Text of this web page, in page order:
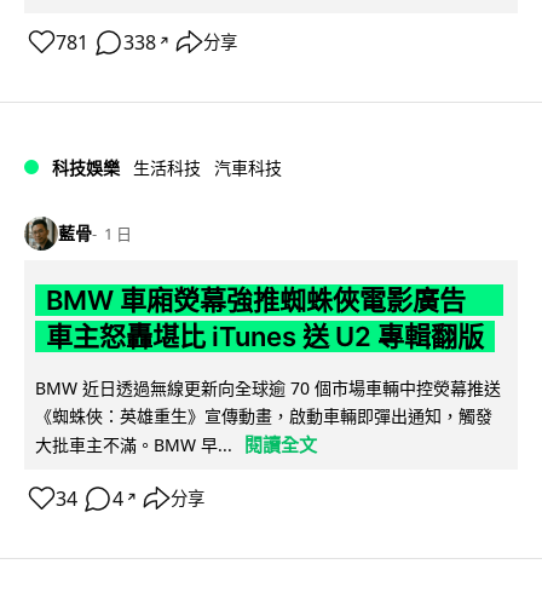
781 338 ↗ 分享
科技娛樂 生活科技 汽車科技
藍骨 1 日
BMW 車廂熒幕強推蜘蛛俠電影廣告
車主怒轟堪比 iTunes 送 U2 專輯翻版
BMW 近日透過無線更新向全球逾 70 個市場車輛中控熒幕推送
《蜘蛛俠：英雄重生》宣傳動畫，啟動車輛即彈出通知，觸發
大批車主不滿。BMW 早...
閱讀全文
34 4 ↗ 分享